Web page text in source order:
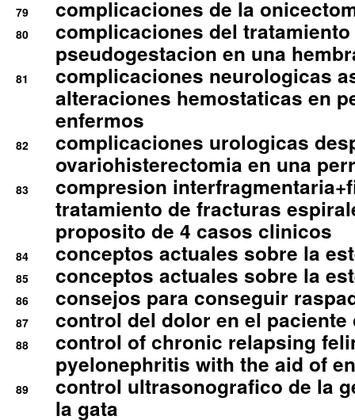
79 complicaciones de la
80
complicaciones del
pseudogestacion en una
81
complicaciones neurologicas
alteraciones hemostaticas en
enfermos
82
complicaciones urologicas
ovariohisterectomia en una
83
compresion
tratamiento de fracturas
proposito de 4 casos clinicos
84 conceptos actuales sobre la
85 conceptos actuales sobre la
86 consejos para conseguir
87 control del dolor en el
88
control of chronic relapsing
pyelonephritis with the aid of
89
control ultrasonografico de la
la gata